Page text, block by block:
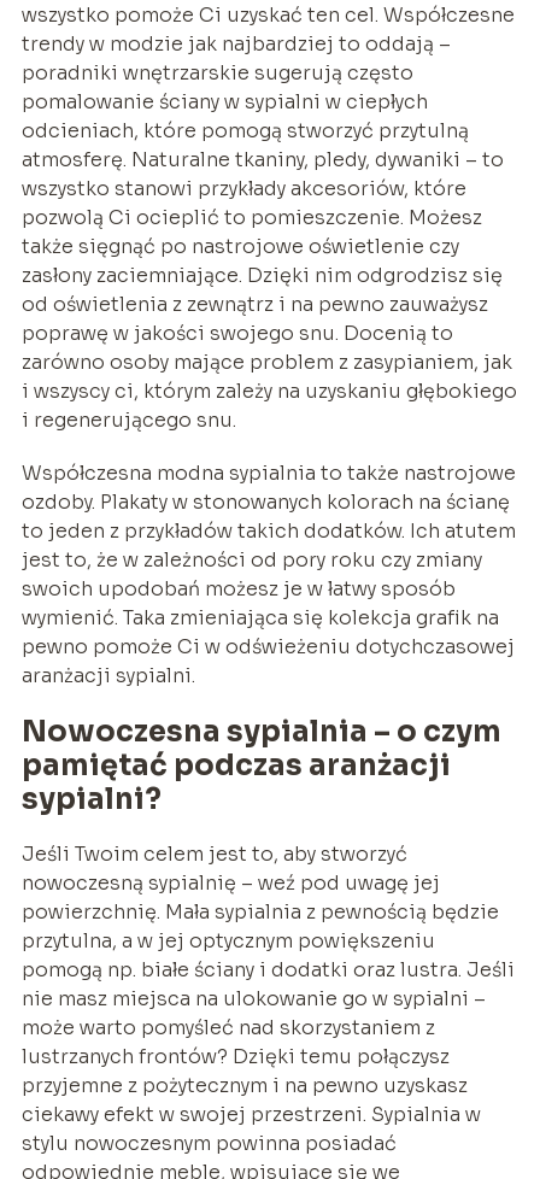
wszystko pomoże Ci uzyskać ten cel. Współczesne
trendy w modzie jak najbardziej to oddają –
poradniki wnętrzarskie sugerują często
pomalowanie ściany w sypialni w ciepłych
odcieniach, które pomogą stworzyć przytulną
atmosferę. Naturalne tkaniny, pledy, dywaniki – to
wszystko stanowi przykłady akcesoriów, które
pozwolą Ci ocieplić to pomieszczenie. Możesz
także sięgnąć po nastrojowe oświetlenie czy
zasłony zaciemniające. Dzięki nim odgrodzisz się
od oświetlenia z zewnątrz i na pewno zauważysz
poprawę w jakości swojego snu. Docenią to
zarówno osoby mające problem z zasypianiem, jak
i wszyscy ci, którym zależy na uzyskaniu głębokiego
i regenerującego snu.
Współczesna modna sypialnia to także nastrojowe
ozdoby. Plakaty w stonowanych kolorach na ścianę
to jeden z przykładów takich dodatków. Ich atutem
jest to, że w zależności od pory roku czy zmiany
swoich upodobań możesz je w łatwy sposób
wymienić. Taka zmieniająca się kolekcja grafik na
pewno pomoże Ci w odświeżeniu dotychczasowej
aranżacji sypialni.
Nowoczesna sypialnia – o czym
pamiętać podczas aranżacji
sypialni?
Jeśli Twoim celem jest to, aby stworzyć
nowoczesną sypialnię – weź pod uwagę jej
powierzchnię. Mała sypialnia z pewnością będzie
przytulna, a w jej optycznym powiększeniu
pomogą np. białe ściany i dodatki oraz lustra. Jeśli
nie masz miejsca na ulokowanie go w sypialni –
może warto pomyśleć nad skorzystaniem z
lustrzanych frontów? Dzięki temu połączysz
przyjemne z pożytecznym i na pewno uzyskasz
ciekawy efekt w swojej przestrzeni. Sypialnia w
stylu nowoczesnym powinna posiadać
odpowiednie meble, wpisujące się we